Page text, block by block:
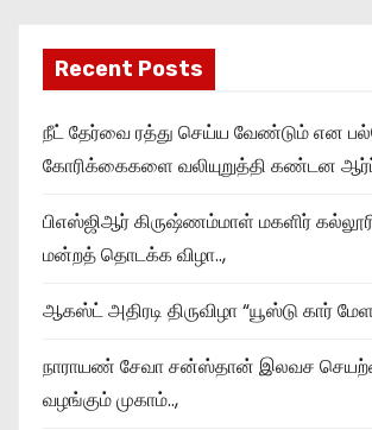
Recent Posts
நீட் தேர்வை ரத்து செய்ய வேண்டும் என
கோரிக்கைகளை வலியுறுத்தி கண்டன
பிஎஸ்ஜிஆர் கிருஷ்ணம்மாள் மகளிர்
மன்றத் தொடக்க விழா..,
ஆகஸ்ட் அதிரடி திருவிழா “யூஸ்டு கார்
நாராயண் சேவா சன்ஸ்தான் இலவச
வழங்கும் முகாம்..,